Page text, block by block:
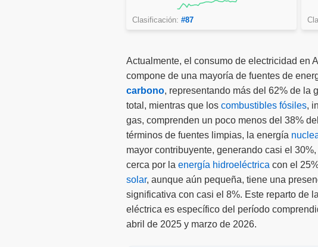
Clasificación: #87
Actualmente, el consumo de electricidad en
compone de una mayoría de fuentes de
carbono, representando más del 62% de la
total, mientras que los combustibles fósiles,
gas, comprenden un poco menos del 38%
términos de fuentes limpias, la energía
mayor contribuyente, generando casi el
cerca por la energía hidroeléctrica con el
solar, aunque aún pequeña, tiene una
significativa con casi el 8%. Este reparto de
eléctrica es específico del período
abril de 2025 y marzo de 2026.